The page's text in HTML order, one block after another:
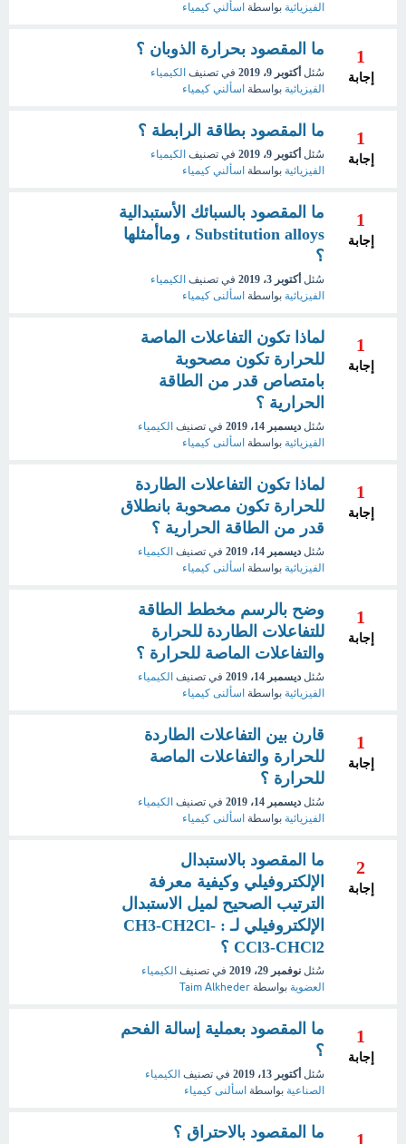
الفيزيائية بواسطة اسألني كيمياء
1
إجابة
ما المقصود بحرارة الذوبان ؟
سُئل أكتوبر 9، 2019 في تصنيف الكيمياء
الفيزيائية بواسطة اسألني كيمياء
1
إجابة
ما المقصود بطاقة الرابطة ؟
سُئل أكتوبر 9، 2019 في تصنيف الكيمياء
الفيزيائية بواسطة اسألني كيمياء
1
إجابة
ما المقصود بالسبائك الأستبدالية
Substitution alloys ، وماأمثلها
؟
سُئل أكتوبر 3، 2019 في تصنيف الكيمياء
الفيزيائية بواسطة اسألنى كيمياء
1
إجابة
لماذا تكون التفاعلات الماصة
للحرارة تكون مصحوبة
بامتصاص قدر من الطاقة
الحرارية ؟
سُئل ديسمبر 14، 2019 في تصنيف الكيمياء
الفيزيائية بواسطة اسألنى كيمياء
1
إجابة
لماذا تكون التفاعلات الطاردة
للحرارة تكون مصحوبة بانطلاق
قدر من الطاقة الحرارية ؟
سُئل ديسمبر 14، 2019 في تصنيف الكيمياء
الفيزيائية بواسطة اسألنى كيمياء
1
إجابة
وضح بالرسم مخطط الطاقة
للتفاعلات الطاردة للحرارة
والتفاعلات الماصة للحرارة ؟
سُئل ديسمبر 14، 2019 في تصنيف الكيمياء
الفيزيائية بواسطة اسألنى كيمياء
1
إجابة
قارن بين التفاعلات الطاردة
للحرارة والتفاعلات الماصة
للحرارة ؟
سُئل ديسمبر 14، 2019 في تصنيف الكيمياء
الفيزيائية بواسطة اسألنى كيمياء
2
إجابة
ما المقصود بالاستبدال
الإلكتروفيلي وكيفية معرفة
الترتيب الصحيح لميل الاستبدال
الإلكتروفيلي لـ : CH3-CH2Cl-
CCl3-CHCl2 ؟
سُئل نوفمبر 29، 2019 في تصنيف الكيمياء
العضوية بواسطة Taim Alkheder
1
إجابة
ما المقصود بعملية إسالة الفحم
؟
سُئل أكتوبر 13، 2019 في تصنيف الكيمياء
الصناعية بواسطة اسألنى كيمياء
1 ما المقصود بالاحتراق ؟